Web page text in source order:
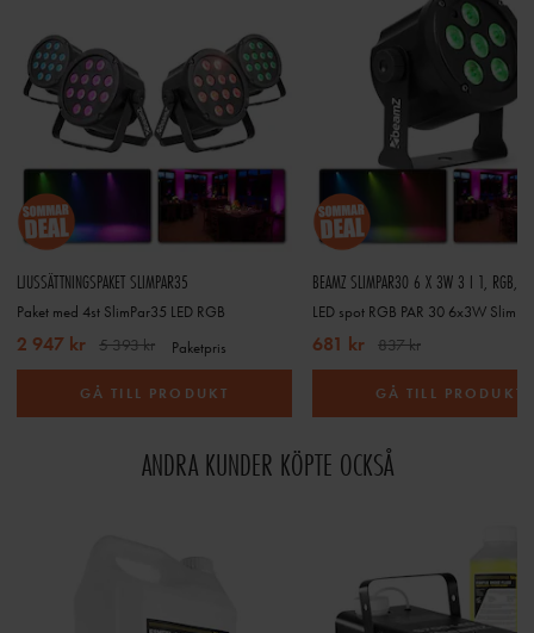
LJUSSÄTTNINGSPAKET SLIMPAR35
Paket med 4st SlimPar35 LED RGB
2 947 kr 5 393 kr Paketpris
GÅ TILL PRODUKT
BEAMZ SLIMPAR30 6 X 3W 3 I 1, RGB, IR
LED spot RGB PAR 30 6x3W
681 kr 837 kr
GÅ TILL PRODUKT
ANDRA KUNDER KÖPTE OCKSÅ